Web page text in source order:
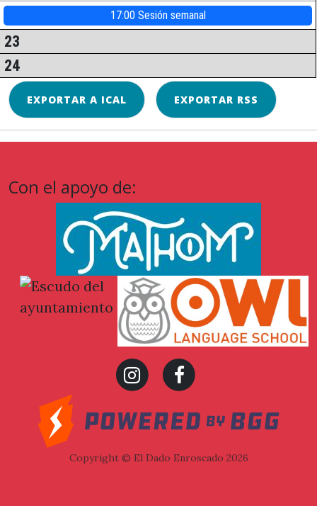
17:00 Sesión semanal
23
24
EXPORTAR A ICAL EXPORTAR RSS
Con el apoyo de:
Ayuntamiento
de Sant
Andreu de la
Barca
Copyright © El Dado Enroscado 2026